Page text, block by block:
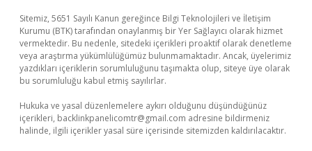
Sitemiz, 5651 Sayılı Kanun gereğince Bilgi Teknolojileri ve İletişim
Kurumu (BTK) tarafından onaylanmış bir Yer Sağlayıcı olarak hizmet
vermektedir. Bu nedenle, sitedeki içerikleri proaktif olarak denetleme
veya araştırma yükümlülüğümüz bulunmamaktadır. Ancak, üyelerimiz
yazdıkları içeriklerin sorumluluğunu taşımakta olup, siteye üye olarak
bu sorumluluğu kabul etmiş sayılırlar.
Hukuka ve yasal düzenlemelere aykırı olduğunu düşündüğünüz
içerikleri, backlinkpanelicomtr@gmail.com adresine bildirmeniz
halinde, ilgili içerikler yasal süre içerisinde sitemizden kaldırılacaktır.